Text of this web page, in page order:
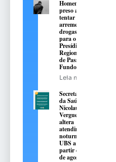
Homem é
preso ao
tentar
arremessar
drogas
para o
Presídio
Regional
de Passo
Fundo
Leia mais
Secretaria
da Saúde de
Nicolau
Vergueiro
altera
atendimento
noturno na
UBS a
partir de 10
de agosto